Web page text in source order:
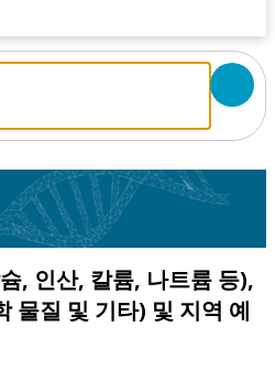
, 인산, 칼륨, 나트륨 등),
물질 및 기타) 및 지역 예